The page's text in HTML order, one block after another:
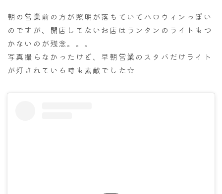
朝の営業前の方が照明が落ちていてハロウィンっぽい
のですが、開店してないお店はランタンのライトもつ
かないのが残念。。。
写真撮らなかったけど、早朝営業のスタバだけライト
が灯されている時も素敵でした☆